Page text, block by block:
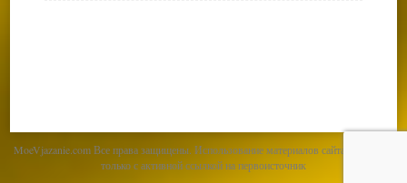
MoeVjazanie.com Все права защищены. Использование материалов сайта возможно
только с активной ссылкой на первоисточник